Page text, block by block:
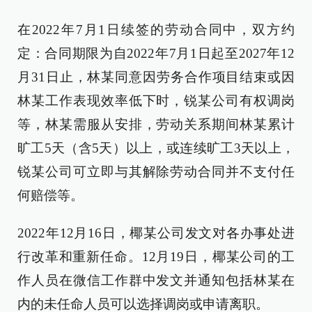
在2022年7月1日续签的劳动合同中，双方约
定：合同期限为自2022年7月1日起至2027年12
月31日止，林某同意因劳务合作项目结束或因
林某工作表现效率低下时，锐某公司有权调岗
等，林某需服从安排，劳动关系期间林某累计
旷工5天（含5天）以上，或连续旷工3天以上，
锐某公司可立即与其解除劳动合同并不支付任
何赔偿等。
2022年12月16日，椰某公司发文对各办事处进
行改革和重新任命。12月19日，椰某公司的工
作人员在微信工作群中发文并通知包括林某在
内的未任命人员可以选择调岗或申请离职。